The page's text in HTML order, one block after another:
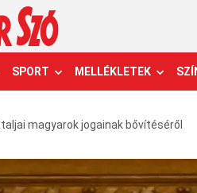
SPORT MELLÉKLETEK
magyarok jogainak bővítéséről